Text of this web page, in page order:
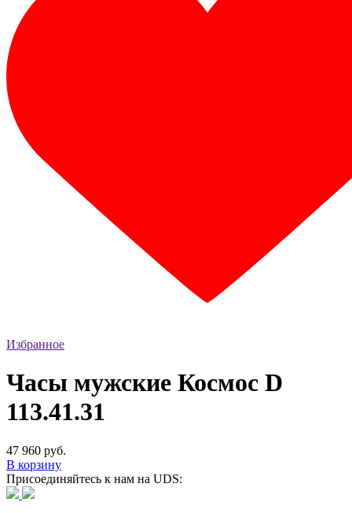
Избранное
Часы мужские Космос D
113.41.31
47 960 руб.
В корзину
Присоединяйтесь к нам на UDS: